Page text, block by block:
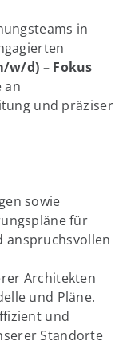
in
w/d) – Fokus
an
und präziser
sowie
für
anspruchsvollen
Architekten
und Pläne.
und
Standorte